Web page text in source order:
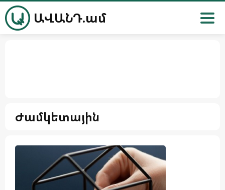
ԱՎԱՆԴ.ամ
Ժամկետային